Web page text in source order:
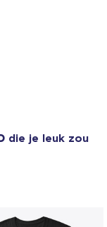
die je leuk zou